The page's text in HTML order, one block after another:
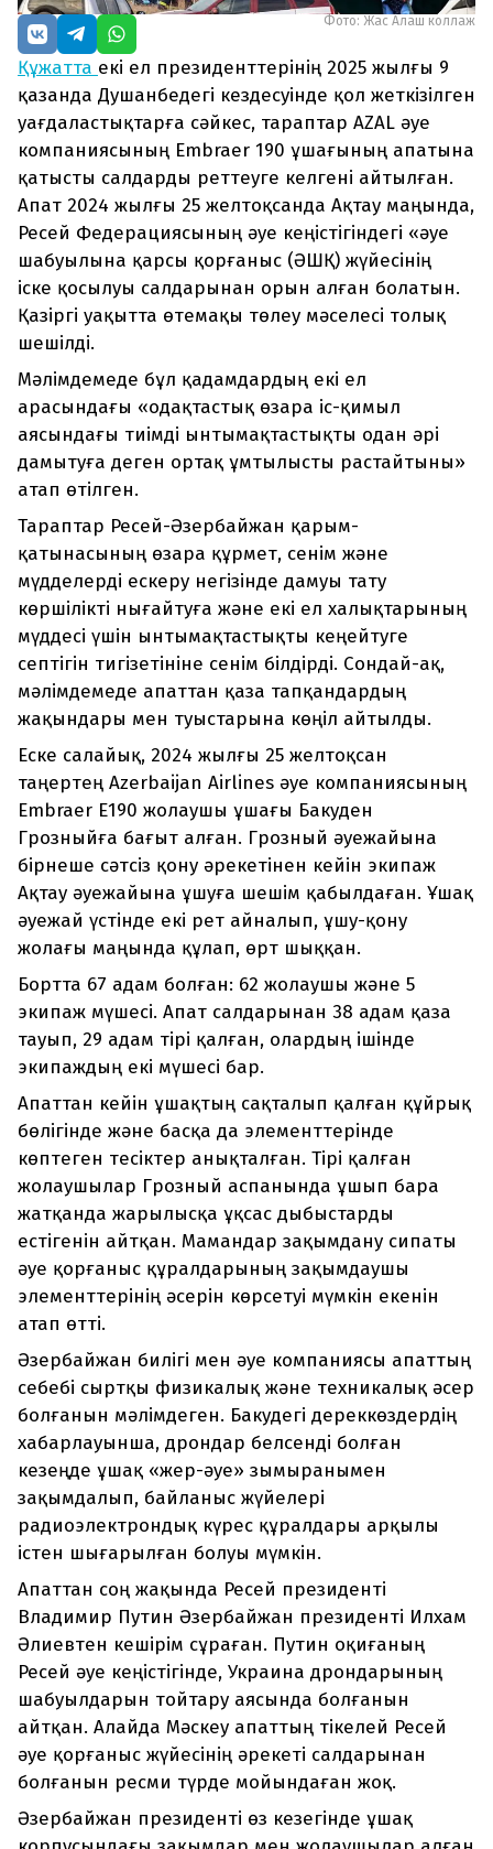
Фото: Жас Алаш коллаж
Құжатта екі ел президенттерінің 2025 жылғы 9
қазанда Душанбедегі кездесуінде қол жеткізілген
уағдаластықтарға сәйкес, тараптар AZAL әуе
компаниясының Embraer 190 ұшағының апатына
қатысты салдарды реттеуге келгені айтылған.
Апат 2024 жылғы 25 желтоқсанда Ақтау маңында,
Ресей Федерациясының әуе кеңістігіндегі «әуе
шабуылына қарсы қорғаныс (ӘШҚ) жүйесінің
іске қосылуы салдарынан орын алған болатын.
Қазіргі уақытта өтемақы төлеу мәселесі толық
шешілді.
Мәлімдемеде бұл қадамдардың екі ел
арасындағы «одақтастық өзара іс-қимыл
аясындағы тиімді ынтымақтастықты одан әрі
дамытуға деген ортақ ұмтылысты растайтыны»
атап өтілген.
Тараптар Ресей-Әзербайжан қарым-
қатынасының өзара құрмет, сенім және
мүдделерді ескеру негізінде дамуы тату
көршілікті нығайтуға және екі ел халықтарының
мүддесі үшін ынтымақтастықты кеңейтуге
септігін тигізетініне сенім білдірді. Сондай-ақ,
мәлімдемеде апаттан қаза тапқандардың
жақындары мен туыстарына көңіл айтылды.
Еске салайық, 2024 жылғы 25 желтоқсан
таңертең Azerbaijan Airlines әуе компаниясының
Embraer E190 жолаушы ұшағы Бакуден
Грозныйға бағыт алған. Грозный әуежайына
бірнеше сәтсіз қону әрекетінен кейін экипаж
Ақтау әуежайына ұшуға шешім қабылдаған. Ұшақ
әуежай үстінде екі рет айналып, ұшу-қону
жолағы маңында құлап, өрт шыққан.
Бортта 67 адам болған: 62 жолаушы және 5
экипаж мүшесі. Апат салдарынан 38 адам қаза
тауып, 29 адам тірі қалған, олардың ішінде
экипаждың екі мүшесі бар.
Апаттан кейін ұшақтың сақталып қалған құйрық
бөлігінде және басқа да элементтерінде
көптеген тесіктер анықталған. Тірі қалған
жолаушылар Грозный аспанында ұшып бара
жатқанда жарылысқа ұқсас дыбыстарды
естігенін айтқан. Мамандар зақымдану сипаты
әуе қорғаныс құралдарының зақымдаушы
элементтерінің әсерін көрсетуі мүмкін екенін
атап өтті.
Әзербайжан билігі мен әуе компаниясы апаттың
себебі сыртқы физикалық және техникалық әсер
болғанын мәлімдеген. Бакудегі дереккөздердің
хабарлауынша, дрондар белсенді болған
кезеңде ұшақ «жер-әуе» зымыранымен
зақымдалып, байланыс жүйелері
радиоэлектрондық күрес құралдары арқылы
істен шығарылған болуы мүмкін.
Апаттан соң жақында Ресей президенті
Владимир Путин Әзербайжан президенті Илхам
Әлиевтен кешірім сұраған. Путин оқиғаның
Ресей әуе кеңістігінде, Украина дрондарының
шабуылдарын тойтару аясында болғанын
айтқан. Алайда Мәскеу апаттың тікелей Ресей
әуе қорғаныс жүйесінің әрекеті салдарынан
болғанын ресми түрде мойындаған жоқ.
Әзербайжан президенті өз кезегінде ұшақ